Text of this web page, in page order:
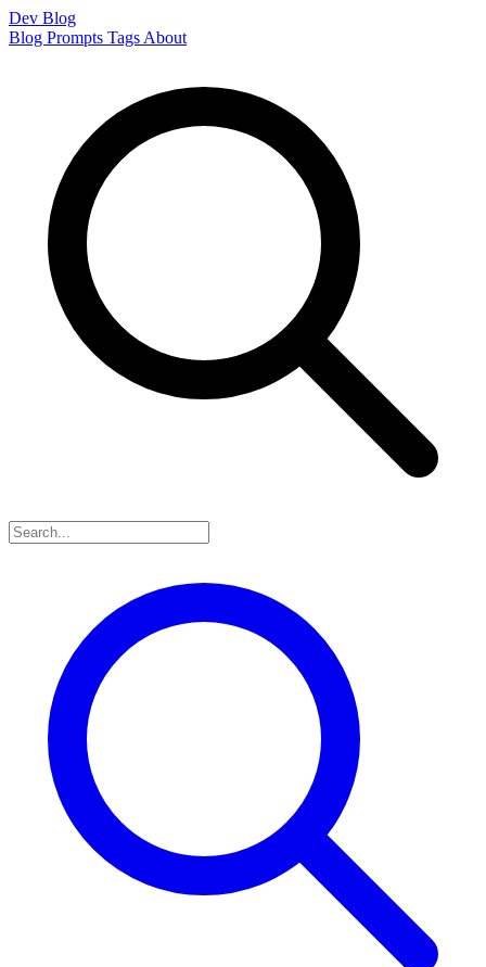
Dev Blog
Blog Prompts Tags About